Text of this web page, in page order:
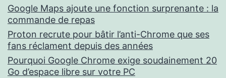
Google Maps ajoute une fonction surprenante : la
commande de repas
Proton recrute pour bâtir l’anti-Chrome que ses
fans réclament depuis des années
Pourquoi Google Chrome exige soudainement 20
Go d’espace libre sur votre PC